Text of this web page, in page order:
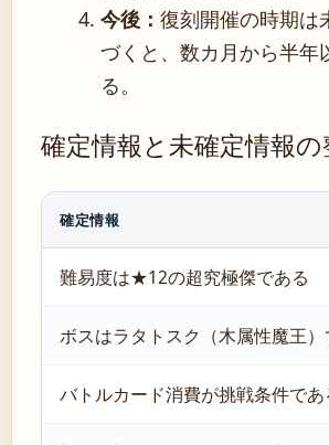
今後： 復刻開催の時期は
づくと、数カ月から半年
る。
確定情報と未確定情報の
確定情報
難易度は★12の超究極傑である
ボスはラタトスク（木属性魔王）
バトルカード消費が挑戦条件であ